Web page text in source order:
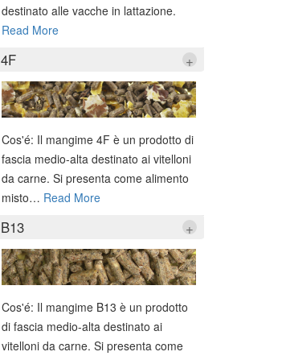
destinato alle vacche in lattazione.
Read More
4F +
Cos'é: Il mangime 4F è un prodotto di
fascia medio-alta destinato ai vitelloni
da carne. Si presenta come alimento
misto… Read More
B13 +
Cos'é: Il mangime B13 è un prodotto
di fascia medio-alta destinato ai
vitelloni da carne. Si presenta come